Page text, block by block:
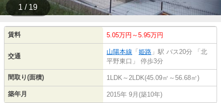
1 / 19
賃料 5.05万円～5.95万円
交通
山陽本線 「 姫路 」駅 バス20分 「北
平野東口」 停歩3分
間取り(面積) 1LDK～2LDK(45.09㎡～56.68㎡)
築年月 2015年 9月(築10年)